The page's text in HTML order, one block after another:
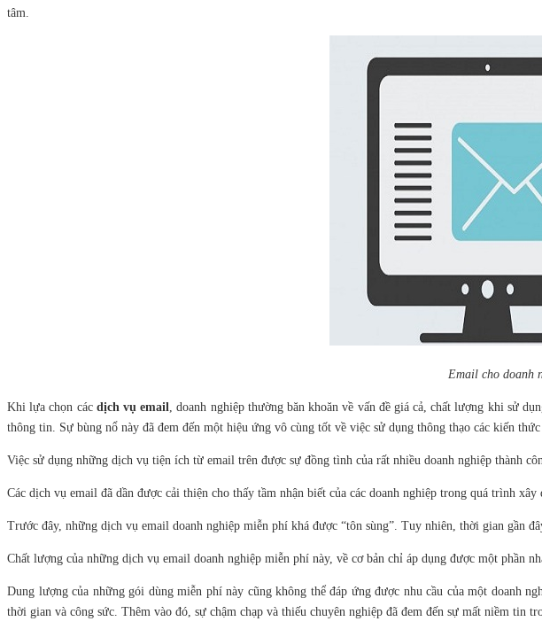
tâm.
Email cho doanh
Khi lựa chọn các dịch vụ email, doanh nghiệp thường băn khoăn về vấn đề giá cả, chất lượng khi sử
thông tin. Sự bùng nổ này đã đem đến một hiệu ứng vô cùng tốt về việc sử dụng thông thạo các kiến
Việc sử dụng những dịch vụ tiện ích từ email trên được sự đồng tình của rất nhiều doanh nghiệp thành
Các dịch vụ email đã dần được cải thiện cho thấy tầm nhận biết của các doanh nghiệp trong quá trình
Trước đây, những dịch vụ email doanh nghiệp miễn phí khá được “tôn sùng”. Tuy nhiên, thời gian
Chất lượng của những dịch vụ email doanh nghiệp miễn phí này, về cơ bản chỉ áp dụng được một phần
Dung lượng của những gói dùng miễn phí này cũng không thể đáp ứng được nhu cầu của một doanh
thời gian và công sức. Thêm vào đó, sự chậm chạp và thiếu chuyên nghiệp đã đem đến sự mất niềm tin